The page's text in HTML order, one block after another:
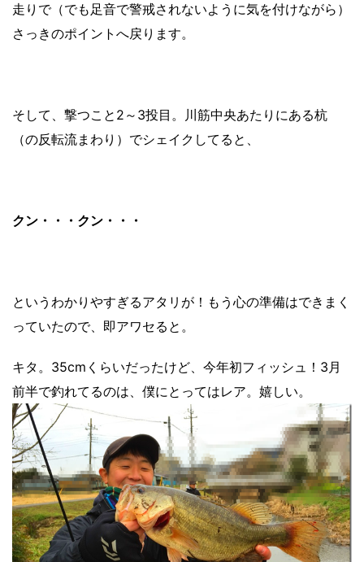
走りで（でも足音で警戒されないように気を付けながら）
さっきのポイントへ戻ります。
そして、撃つこと2～3投目。川筋中央あたりにある杭
（の反転流まわり）でシェイクしてると、
クン・・・クン・・・
というわかりやすぎるアタリが！もう心の準備はできまく
っていたので、即アワセると。
キタ。35cmくらいだったけど、今年初フィッシュ！3月
前半で釣れてるのは、僕にとってはレア。嬉しい。